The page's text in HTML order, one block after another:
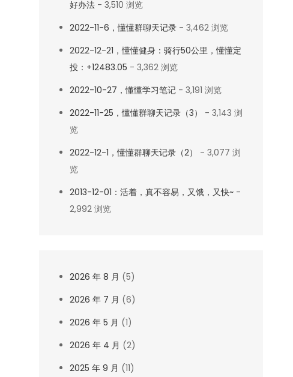
好办法- 3,510 浏览
2022-11-6，懂懂群聊天记录- 3,462 浏览
2022-12-21，懂懂健身：骑行50公里，懂懂定
投：+12483.05 - 3,362 浏览
2022-10-27，懂懂学习笔记- 3,191 浏览
2022-11-25，懂懂群聊天记录（3）
- 3,143 浏
览
2022-12-1，懂懂群聊天记录（2）
- 3,077 浏
览
2013-12-01：活着，真不容易，又饿，又快~-
2,992 浏览
2026 年 8 月 (5)
2026 年 7 月 (6)
2026 年 5 月 (1)
2026 年 4 月 (2)
2025 年 9 月 (11)